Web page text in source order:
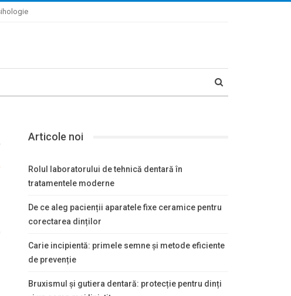
Articole noi
Rolul laboratorului de tehnică dentară în
tratamentele moderne
De ce aleg pacienții aparatele fixe ceramice pentru
corectarea dinților
Carie incipientă: primele semne și metode eficiente
de prevenție
Bruxismul și gutiera dentară: protecție pentru dinți